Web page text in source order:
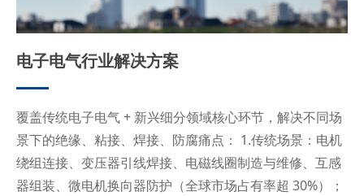
电子电气行业解决方案
覆盖传统电子电气 + 新兴细分领域核心环节，解决不同场
景下的绝缘、粘接、焊接、防腐痛点： 1.传统场景：电机
绕组连接、变压器引线焊接、电磁线圈制造与维修、互感
器组装、微电机换向器防护（全球市场占有率超 30%）；